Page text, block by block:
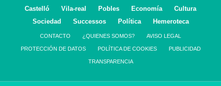
Castelló Vila-real Pobles Economía
Cultura
Sociedad
Successos Política Hemeroteca
CONTACTO ¿QUIENES SOMOS? AVISO LEGAL
PROTECCIÓN DE DATOS POLÍTICA DE COOKIES PUBLICIDAD
TRANSPARENCIA